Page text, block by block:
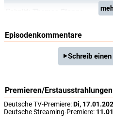
Episodenkommentare
Schreib
Premieren/Erstausstrahlungen
Deutsche TV-Premiere:Di,
Deutsche Streaming-Premiere: